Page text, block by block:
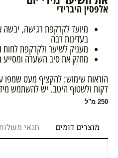
אלפסין היברידי
מיועד לקרקפת רגישה, יבשה
בעדינות רבה
מעניק לשיער ולקרקפת
מחזק את סיב השערה ומסייע
דקות ולשטוף היטב. יש להשתמש
250 מ"ל
מוצרים דומים תנאי משלוח